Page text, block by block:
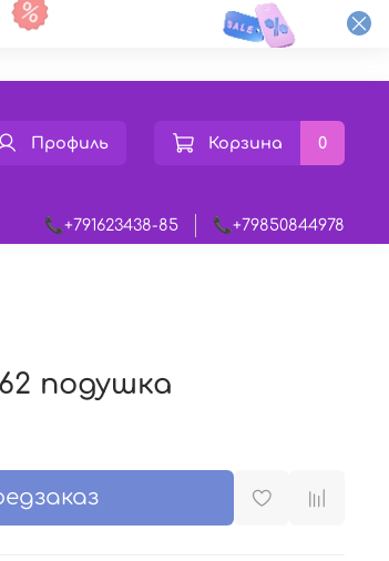
Профиль Корзина 0
📞+791623438-85 📞+79850844978
подушка